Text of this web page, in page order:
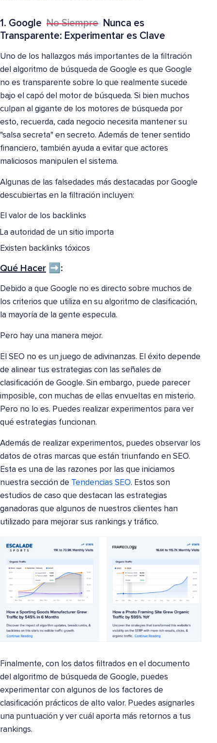
1. Google No Siempre
Nunca es
Transparente: Experimentar es Clave
Uno de los hallazgos más importantes de la filtración
del algoritmo de búsqueda de Google es que Google
no es transparente sobre lo que realmente sucede
bajo el capó del motor de búsqueda. Si bien muchos
culpan al gigante de los motores de búsqueda por
esto, recuerda, cada negocio necesita mantener su
"salsa secreta" en secreto. Además de tener sentido
financiero, también ayuda a evitar que actores
maliciosos manipulen el sistema.
Algunas de las falsedades más destacadas por Google
descubiertas en la filtración incluyen:
El valor de los backlinks
La autoridad de un sitio importa
Existen backlinks tóxicos
Qué Hacer ➡️:
Debido a que Google no es directo sobre muchos de
los criterios que utiliza en su algoritmo de clasificación,
la mayoría de la gente especula.
Pero hay una manera mejor.
El SEO no es un juego de adivinanzas. El éxito depende
de alinear tus estrategias con las señales de
clasificación de Google. Sin embargo, puede parecer
imposible, con muchas de ellas envueltas en misterio.
Pero no lo es. Puedes realizar experimentos para ver
qué estrategias funcionan.
Además de realizar experimentos, puedes observar los
datos de otras marcas que están triunfando en SEO.
Esta es una de las razones por las que iniciamos
nuestra sección de Tendencias SEO. Estos son
estudios de caso que destacan las estrategias
ganadoras que algunos de nuestros clientes han
utilizado para mejorar sus rankings y tráfico.
Finalmente, con los datos filtrados en el documento
del algoritmo de búsqueda de Google, puedes
experimentar con algunos de los factores de
clasificación prácticos de alto valor. Puedes asignarles
una puntuación y ver cuál aporta más retornos a tus
rankings.